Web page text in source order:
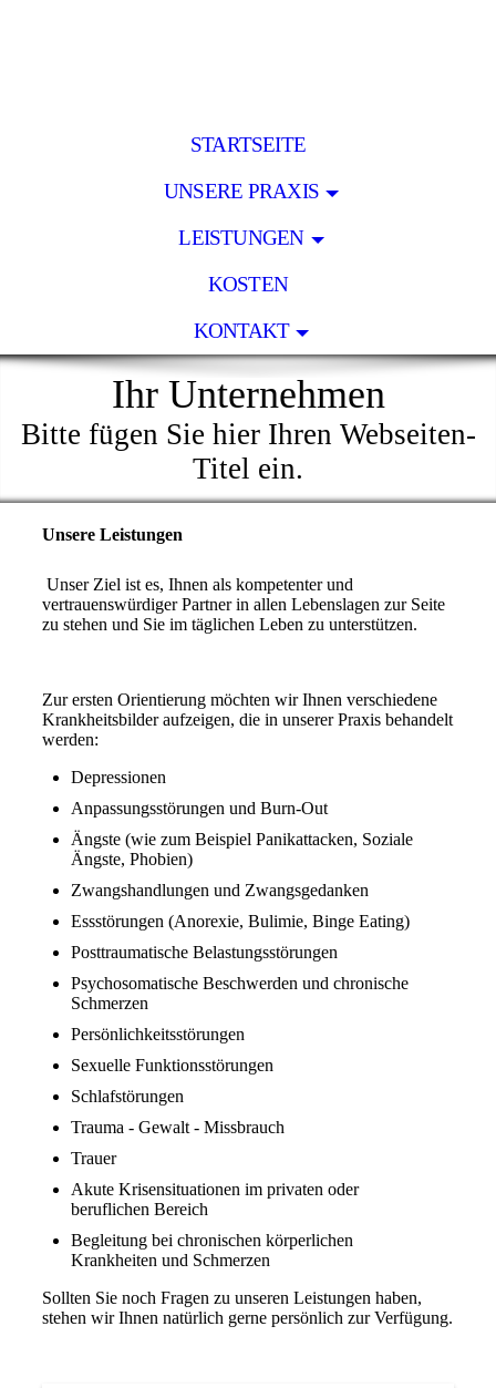
STARTSEITE
UNSERE PRAXIS
LEISTUNGEN
KOSTEN
KONTAKT
Ihr Unternehmen
Bitte fügen Sie hier Ihren Webseiten-
Titel ein.
Unsere Leistungen
Unser Ziel ist es, Ihnen als kompetenter und
vertrauenswürdiger Partner in allen Lebenslagen zur Seite
zu stehen und Sie im täglichen Leben zu unterstützen.
Zur ersten Orientierung möchten wir Ihnen verschiedene
Krankheitsbilder aufzeigen, die in unserer Praxis behandelt
werden:
Depressionen
Anpassungsstörungen und Burn-Out
Ängste (wie zum Beispiel Panikattacken, Soziale
Ängste, Phobien)
Zwangshandlungen und Zwangsgedanken
Essstörungen (Anorexie, Bulimie, Binge Eating)
Posttraumatische Belastungsstörungen
Psychosomatische Beschwerden und chronische
Schmerzen
Persönlichkeitsstörungen
Sexuelle Funktionsstörungen
Schlafstörungen
Trauma - Gewalt - Missbrauch
Trauer
Akute Krisensituationen im privaten oder
beruflichen Bereich
Begleitung bei chronischen körperlichen
Krankheiten und Schmerzen
Sollten Sie noch Fragen zu unseren Leistungen haben,
stehen wir Ihnen natürlich gerne persönlich zur Verfügung.